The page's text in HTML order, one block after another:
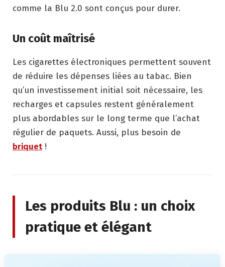
comme la Blu 2.0 sont conçus pour durer.
Un coût maîtrisé
Les cigarettes électroniques permettent souvent
de réduire les dépenses liées au tabac. Bien
qu’un investissement initial soit nécessaire, les
recharges et capsules restent généralement
plus abordables sur le long terme que l’achat
régulier de paquets. Aussi, plus besoin de
briquet !
Les produits Blu : un choix
pratique et élégant